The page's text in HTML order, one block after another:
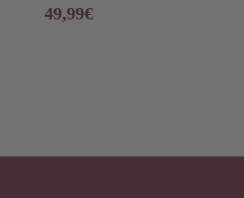
49,99€